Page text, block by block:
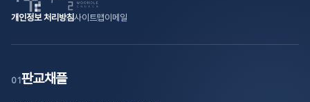
개인정보 처리방침사이트맵이메일
01 판교채플